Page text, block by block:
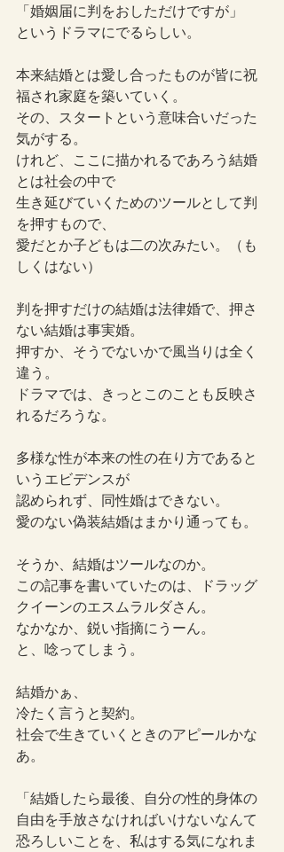
「婚姻届に判をおしただけですが」
というドラマにでるらしい。
本来結婚とは愛し合ったものが皆に祝
福され家庭を築いていく。
その、スタートという意味合いだった
気がする。
けれど、ここに描かれるであろう結婚
とは社会の中で
生き延びていくためのツールとして判
を押すもので、
愛だとか子どもは二の次みたい。（も
しくはない）
判を押すだけの結婚は法律婚で、押さ
ない結婚は事実婚。
押すか、そうでないかで風当りは全く
違う。
ドラマでは、きっとこのことも反映さ
れるだろうな。
多様な性が本来の性の在り方であると
いうエビデンスが
認められず、同性婚はできない。
愛のない偽装結婚はまかり通っても。
そうか、結婚はツールなのか。
この記事を書いていたのは、ドラッグ
クイーンのエスムラルダさん。
なかなか、鋭い指摘にうーん。
と、唸ってしまう。
結婚かぁ、
冷たく言うと契約。
社会で生きていくときのアピールかな
あ。
「結婚したら最後、自分の性的身体の
自由を手放さなければいけないなんて
恐ろしいことを、私はする気になれま